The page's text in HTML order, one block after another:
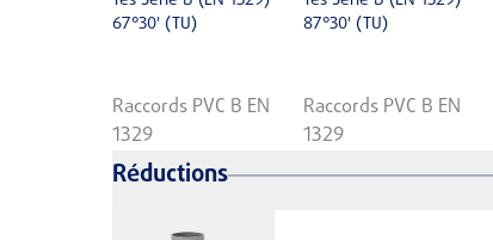
67°30' (TU)
Raccords PVC B EN
1329
87°30' (TU)
Raccords PVC B EN
1329
Réductions